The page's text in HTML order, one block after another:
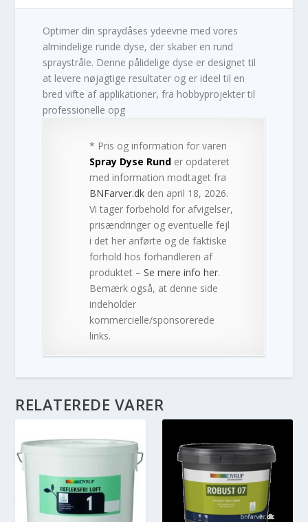
Optimer din spraydåses ydeevne med vores
almindelige runde dyse, der skaber en rund
spraystråle. Denne pålidelige dyse er designet til
at levere nøjagtige resultater og er ideel til en
bred vifte af applikationer, fra hobbyprojekter til
professionelle opg
* Pris og information for varen
Spray Dyse Rund er opdateret
med information modtaget fra
BNFarver.dk den april 18, 2026.
Vi tager forbehold for afvigelser,
prisændringer og eventuelle fejl
i det her anførte og de faktiske
forhold hos forhandleren af
produktet –Se mere info her.
Bemærk også, at denne side
indeholder
kommercielle/sponsorerede
links.
RELATEREDE VARER